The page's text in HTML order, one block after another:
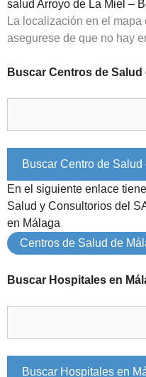
salud Arroyo de La Miel –
La localización en el
asegurese de que no hay
Buscar Centros de Salud
En el siguiente enlace
Salud y Consultorios del
en Málaga
Centros de Salud de
Buscar Hospitales en